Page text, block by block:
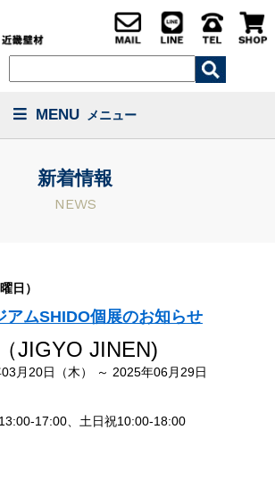
MENU メニュー
新着情報
NEWS
日）
アムSHIDO個展のお知らせ
JIGYO JINEN)
月20日（木） ～ 2025年06月29日
17:00、土日祝10:00-18:00